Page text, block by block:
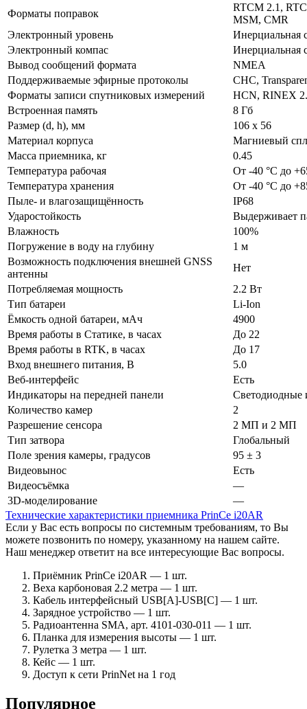
Форматы поправок
RTCM 2.1,
MSM, CMR
Электронный уровень
Инерциальная
Электронный компас
Инерциальная
Вывод сообщений формата
NMEA
Поддерживаемые эфирные протоколы
CHC,
Форматы записи спутниковых измерений
HCN, RINEX
Встроенная память
8 Гб
Размер (d, h), мм
106 х 56
Материал корпуса
Магниевый
Масса приемника, кг
0.45
Температура рабочая
От -40 °C до
Температура хранения
От -40 °C до
Пыле- и влагозащищённость
IP68
Ударостойкость
Выдерживает
Влажность
100%
Погружение в воду на глубину
1 м
Возможность подключения внешней GNSS
антенны
Нет
Потребляемая мощность
2.2 Вт
Тип батареи
Li-Ion
Ёмкость одной батареи, мАч
4900
Время работы в Статике, в часах
До 22
Время работы в RTK, в часах
До 17
Вход внешнего питания, В
5.0
Веб-интерфейс
Есть
Индикаторы на передней панели
Светодиодные
Количество камер
2
Разрешение сенсора
2 МП и 2 МП
Тип затвора
Глобальный
Поле зрения камеры, градусов
95 ± 3
Видеовынос
Есть
Видеосъёмка
—
3D-моделирование
—
Технические характеристики приемника PrinCe i20AR
Если у Вас есть вопросы по системным требованиям, то Вы
можете позвонить по номеру, указанному на нашем сайте.
Наш менеджер ответит на все интересующие Вас вопросы.
Приёмник PrinCe i20AR — 1 шт.
Веха карбоновая 2.2 метра — 1 шт.
Кабель интерфейсный USB[A]-USB[C] — 1 шт.
Зарядное устройство — 1 шт.
Радиоантенна SMA, арт. 4101-030-011 — 1 шт.
Планка для измерения высоты — 1 шт.
Рулетка 3 метра — 1 шт.
Кейс — 1 шт.
Доступ к сети PrinNet на 1 год
Популярное